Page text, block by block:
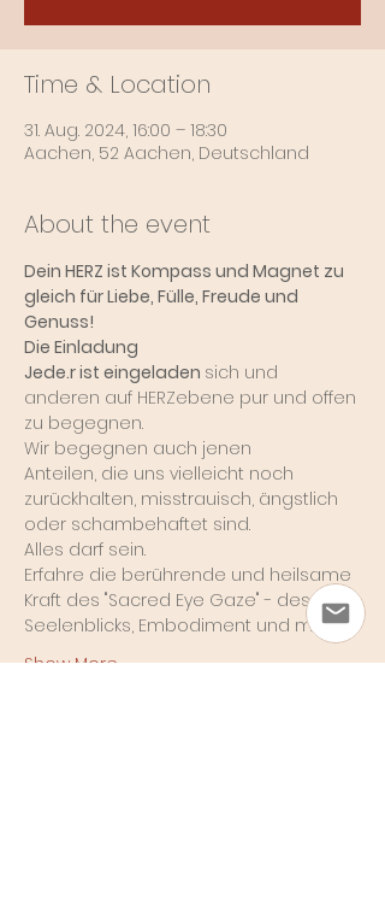
Time & Location
31. Aug. 2024, 16:00 – 18:30
Aachen, 52 Aachen, Deutschland
About the event
Dein HERZ ist Kompass und Magnet zu
gleich für Liebe, Fülle, Freude und
Genuss!
Die Einladung
Jede.r ist eingeladen sich und
anderen auf HERZebene pur und offen
zu begegnen.
Wir begegnen auch jenen
Anteilen, die uns vielleicht noch
zurückhalten, misstrauisch, ängstlich
oder schambehaftet sind.
Alles darf sein.
Erfahre die berührende und heilsame
Kraft des "Sacred Eye Gaze" - des
Seelenblicks, Embodiment und mehr...
Show More